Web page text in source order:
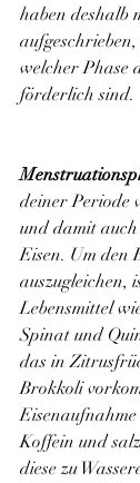
haben deshalb
welcher Phase
förderlich sind.
deiner Periode
und damit
Eisen. Um den
auszugleichen,
Lebensmittel
Spinat und
das in
Brokkoli
Eisenaufnahme
Koffein und
diese zu